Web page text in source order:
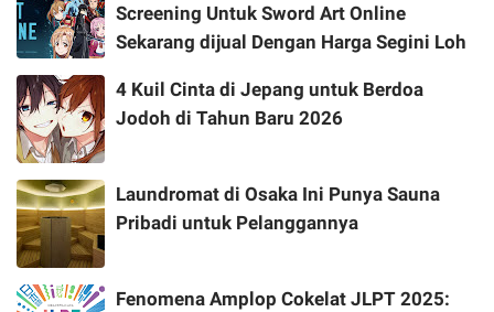
Screening Untuk Sword Art Online
Sekarang dijual Dengan Harga Segini Loh
4 Kuil Cinta di Jepang untuk Berdoa
Jodoh di Tahun Baru 2026
Laundromat di Osaka Ini Punya Sauna
Pribadi untuk Pelanggannya
Fenomena Amplop Cokelat JLPT 2025: